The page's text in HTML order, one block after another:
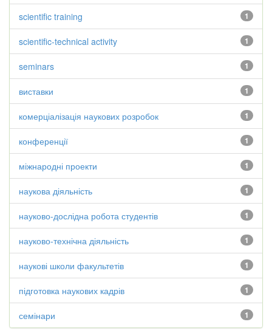
1
scientific training
1
scientific-technical activity
1
seminars
1
виставки
1
комерціалізація наукових розробок
1
конференції
1
міжнародні проекти
1
наукова діяльність
1
науково-дослідна робота студентів
1
науково-технічна діяльність
1
наукові школи факультетів
1
підготовка наукових кадрів
1
семінари